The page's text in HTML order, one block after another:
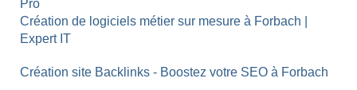
Pro
Création de logiciels métier sur mesure à Forbach |
Expert IT
Création site Backlinks - Boostez votre SEO à Forbach